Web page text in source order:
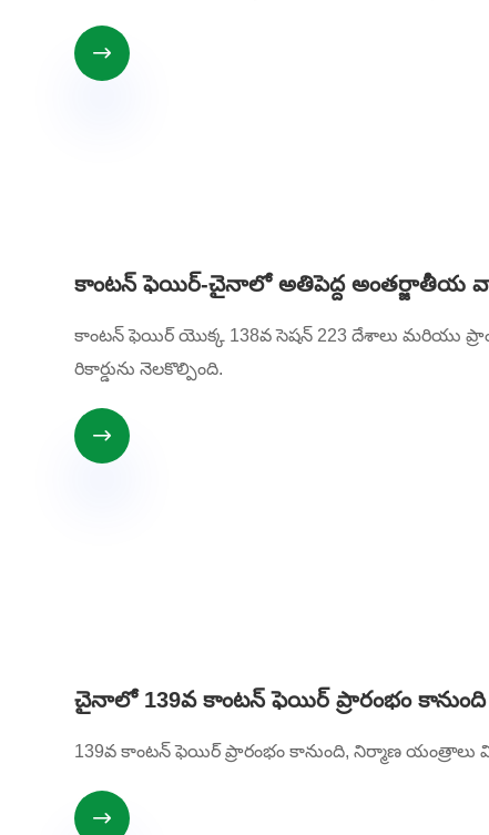

కాంటన్ ఫెయిర్-చైనాలో అతిపెద్ద అంతర్జాతీయ
కాంటన్ ఫెయిర్ యొక్క 138వ సెషన్ 223 దేశాలు మరియు
రికార్డును నెలకొల్పింది.

చైనాలో 139వ కాంటన్ ఫెయిర్ ప్రారంభం కానుంది
139వ కాంటన్ ఫెయిర్ ప్రారంభం కానుంది, నిర్మాణ యంత్రాలు
